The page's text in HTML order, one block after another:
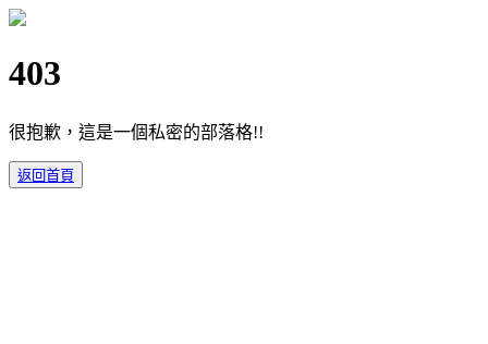
403
很抱歉，這是一個私密的部落格!!
返回首頁